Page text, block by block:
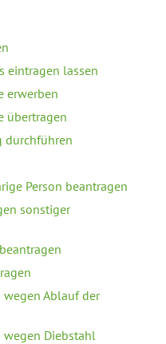
eintragen lassen
erwerben
übertragen
durchführen
Person beantragen
sonstiger
wegen Ablauf der
Diebstahl